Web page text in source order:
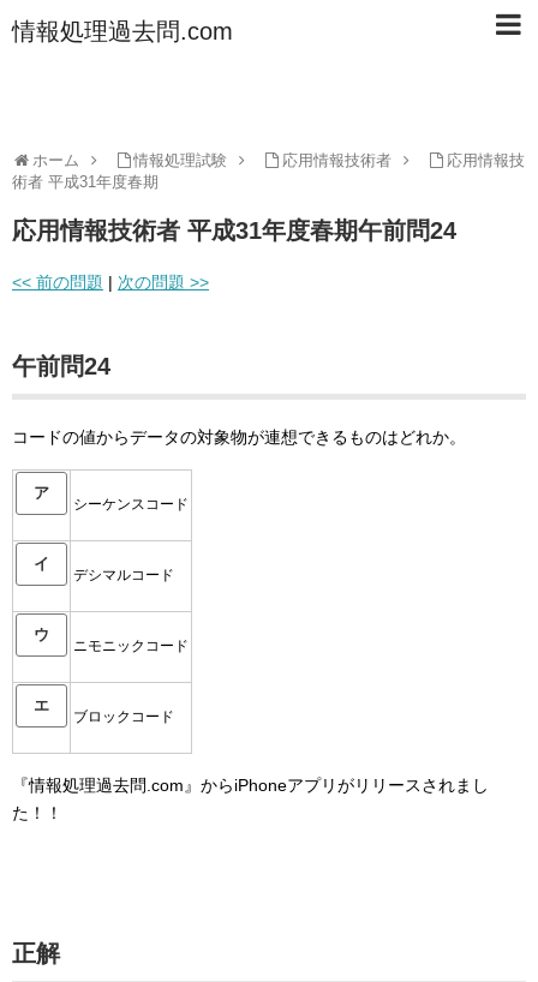
情報処理過去問.com
ホーム 情報処理試験 応用情報技術者
応用情報技
術者 平成31年度春期
応用情報技術者 平成31年度春期午前問24
<< 前の問題 | 次の問題 >>
午前問24
コードの値からデータの対象物が連想できるものはどれか。
ア
シーケンスコード
イ
デシマルコード
ウ
ニモニックコード
エ
ブロックコード
『情報処理過去問.com』からiPhoneアプリがリリースされまし
た！！
正解